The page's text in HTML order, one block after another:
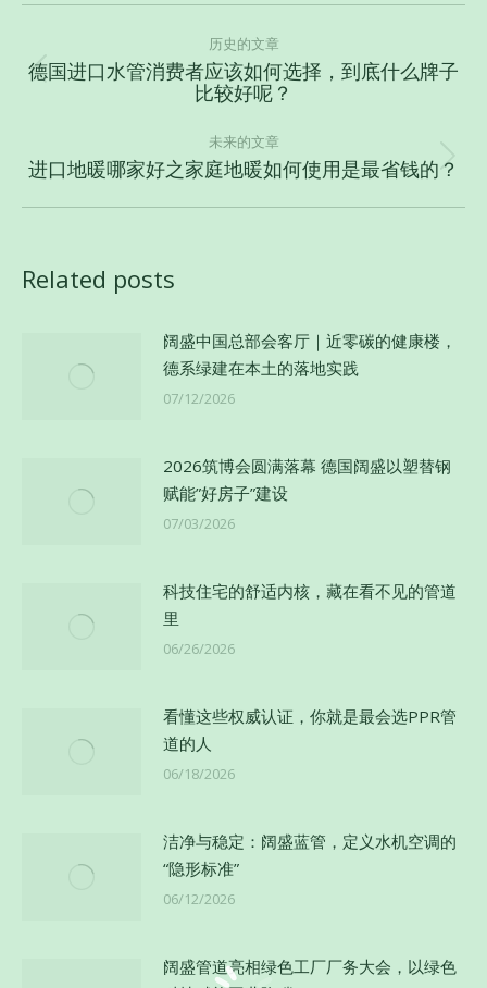
章
导
历史的文章
历
史
的
文
德国进口水管消费者应该如何选择，到底什么牌子
比较好呢？
未来的文章
未
进口地暖哪家好之家庭地暖如何使用是最省钱的？
Related posts
阔盛中国总部会客厅｜近零碳的健康楼，
德系绿建在本土的落地实践
07/12/2026
2026筑博会圆满落幕 德国阔盛以塑替钢
赋能”好房子”建设
07/03/2026
科技住宅的舒适内核，藏在看不见的管道
里
06/26/2026
看懂这些权威认证，你就是最会选PPR管
道的人
06/18/2026
洁净与稳定：阔盛蓝管，定义水机空调的
“隐形标准”
06/12/2026
阔盛管道亮相绿色工厂厂务大会，以绿色